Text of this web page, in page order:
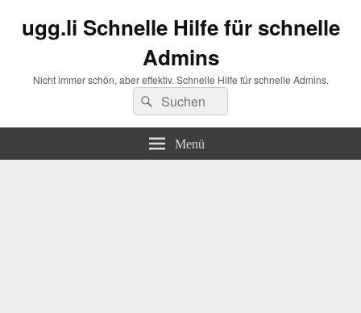
ugg.li Schnelle Hilfe für schnelle
Admins
Nicht immer schön, aber effektiv. Schnelle Hilfe für schnelle Admins.
Suchen
nach:
Suchen
Menü